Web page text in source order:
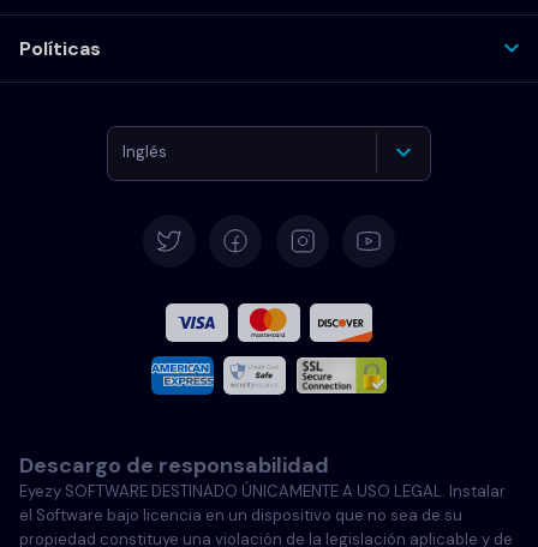
Políticas
Inglés
Francés
Italiano
Portugués
Türkçe
Descargo de responsabilidad
Eyezy SOFTWARE DESTINADO ÚNICAMENTE A USO LEGAL. Instalar
el Software bajo licencia en un dispositivo que no sea de su
propiedad constituye una violación de la legislación aplicable y de